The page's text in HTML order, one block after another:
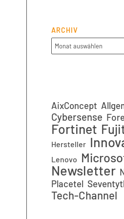
ARCHIV
AixConcept
Cybersense
Fortinet
Hersteller
Lenovo
Newsletter
Placetel
Tech-Channel